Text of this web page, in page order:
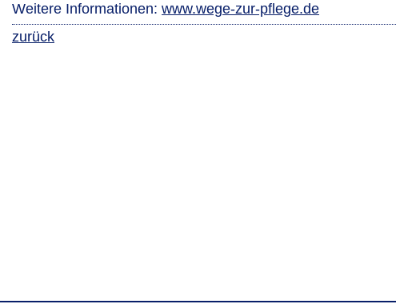
Weitere Informationen: www.wege-zur-pflege.de
zurück